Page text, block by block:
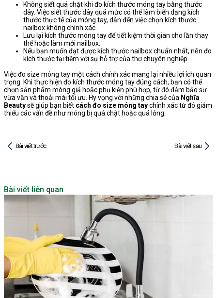
Không siết quá chặt khi đo kích thước móng tay bằng thước
dây. Việc siết thước dây quá mức có thể làm biến dạng kích
thước thực tế của móng tay, dẫn đến việc chọn kích thước
nailbox không chính xác.
Lưu lại kích thước móng tay để tiết kiệm thời gian cho lần thay
thế hoặc làm mới nailbox.
Nếu bạn muốn đạt được kích thước nailbox chuẩn nhất, nên đo
kích thước tại tiệm với sự hỗ trợ của thợ chuyên nghiệp.
Việc đo size móng tay một cách chính xác mang lại nhiều lợi ích quan
trọng. Khi thực hiện đo kích thước móng tay đúng cách, bạn có thể
chọn sản phẩm móng giả hoặc phụ kiện phù hợp, từ đó đảm bảo sự
vừa vặn và thoải mái tối ưu. Hy vọng với những chia sẻ của Nghĩa
Beautysẽ giúp bạn biết cách đo size móng taychính xác từ đó giảm
thiểu các vấn đề như móng bị quá chật hoặc quá lỏng.
Bài viết trước Bài viết sau
Bài viết liên quan